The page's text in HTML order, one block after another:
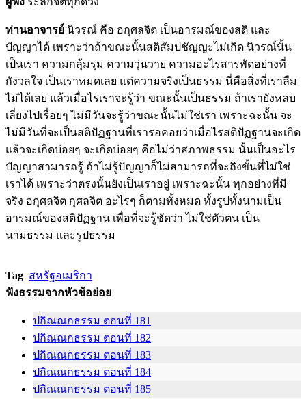
ท่านอาจารย์ นิวรณ์ คือ อกุศลจิต เป็นอารมณ์ของสติ และ
ปัญญาได้ เพราะว่าถ้าขณะนั้นสติสัมปชัญญะไม่เกิด นิวรณ์นั้น
เป็นเรา ความกลุ้มรุม ความวุ่นวาย ความอะไรสารพัดอย่างที่
กังวลใจ เป็นเราหมดเลย แต่ความจริงเป็นธรรม นี่คือสิ่งที่เราลืม
ไม่ได้เลย แล้วเมื่อไรเราจะรู้ว่า ขณะนั้นเป็นธรรม ถ้าเรายังหลบ
เลี่ยงไปเรื่อยๆ ไม่มีวันจะรู้ว่าขณะนั้นไม่ใช่เรา เพราะฉะนั้น จะ
ไม่มีวันที่จะเป็นสติปัฏฐานที่เรารอคอยว่าเมื่อไรสติปัฏฐานจะเกิด
แล้วจะเกิดบ่อยๆ จะเกิดบ่อยๆ คือไม่ว่าสภาพธรรม นั้นเป็นอะไร
ปัญญาสามารถรู้ ถ้าไม่รู้ปัญญาก็ไม่สามารถที่จะถึงขั้นที่ไม่ใช่
เราได้ เพราะว่าตรงนั้นยังเป็นเราอยู่ เพราะฉะนั้น ทุกอย่างที่มี
จริง อกุศลจิต กุศลจิต อะไรๆ ก็ตามทั้งหมด ทั้งรูปทั้งนามเป็น
อารมณ์ของสติปัฏฐาน เพื่อที่จะรู้ชัดว่า ไม่ใช่ตัวตน เป็น
นามธรรม และรูปธรรม
Tag สหรัฐอเมริกา
ฟังธรรมจากหัวข้อย่อย
ปกิณณกธรรม ตอนที่ 181
ปกิณณกธรรม ตอนที่ 182
ปกิณณกธรรม ตอนที่ 183
ปกิณณกธรรม ตอนที่ 184
ปกิณณกธรรม ตอนที่ 185